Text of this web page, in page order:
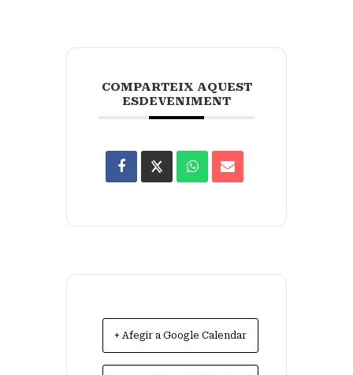
COMPARTEIX AQUEST
ESDEVENIMENT
+ Afegir a Google Calendar